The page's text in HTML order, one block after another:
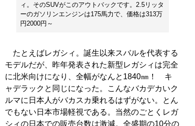
ィ。そのSUVがこのアウトバックです。2.5リッタ
ーのガソリンエンジンは175馬力で、価格は313万
円2000円～
たとえばレガシィ。誕生以来スバルを代表する
モデルだが、昨年発表された新型レガシィは完全
に北米向けになり、全幅がなんと1840㎜！ キ
ャデラックと同じになった。こんなバカデカいク
ルマに日本人がバカスカ乗れるはずがない。とん
でもない日本市場軽視である。当然のごとくレガ
シィの日本での販売台数は激減。全盛期の10分の